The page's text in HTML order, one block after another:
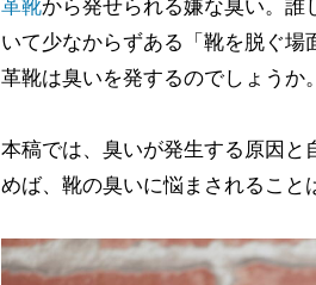
革靴から発せられる嫌な臭い。誰
いて少なからずある「靴を脱ぐ
革靴は臭いを発するのでしょうか
本稿では、臭いが発生する原因
めば、靴の臭いに悩まされること